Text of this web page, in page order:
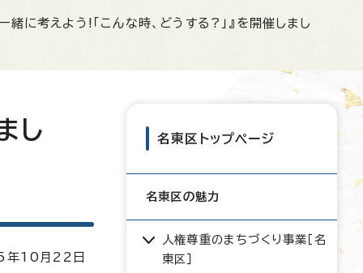
緒に考えよう!「こんな時、どうする?」』を開催しまし
し
10月22日
名東区トップページ
名東区の魅力
人権尊重のまちづくり事業［名
東区］